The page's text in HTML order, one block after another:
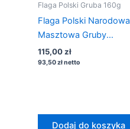
Flaga Polski Gruba 160g
Flaga Polski Narodowa
Masztowa Gruby
Materiał 250×140 + 3
oczka
115,00zł
93,50złnetto
Dodaj do koszyka